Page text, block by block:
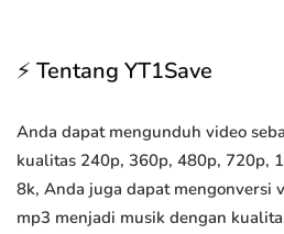
⚡ Tentang YT1Save
Anda dapat mengunduh video
kualitas 240p, 360p, 480p, 720p,
8k, Anda juga dapat mengonversi
mp3 menjadi musik dengan